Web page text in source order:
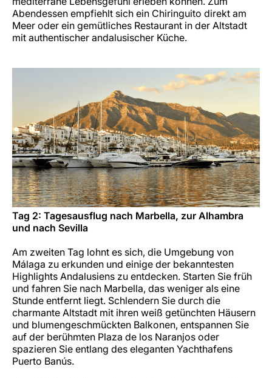
Abendessen empfiehlt sich ein Chiringuito direkt am
Meer oder ein gemütliches Restaurant in der Altstadt
mit authentischer andalusischer Küche.
Tag 2: Tagesausflug nach Marbella, zur Alhambra
und nach Sevilla
Am zweiten Tag lohnt es sich, die Umgebung von
Málaga zu erkunden und einige der bekanntesten
Highlights Andalusiens zu entdecken. Starten Sie früh
und fahren Sie nach Marbella, das weniger als eine
Stunde entfernt liegt. Schlendern Sie durch die
charmante Altstadt mit ihren weiß getünchten Häusern
und blumengeschmückten Balkonen, entspannen Sie
auf der berühmten Plaza de los Naranjos oder
spazieren Sie entlang des eleganten Yachthafens
Puerto Banús.